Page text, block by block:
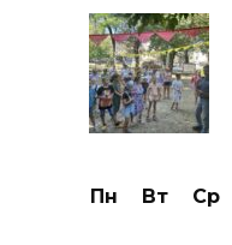
Пн Вт Ср